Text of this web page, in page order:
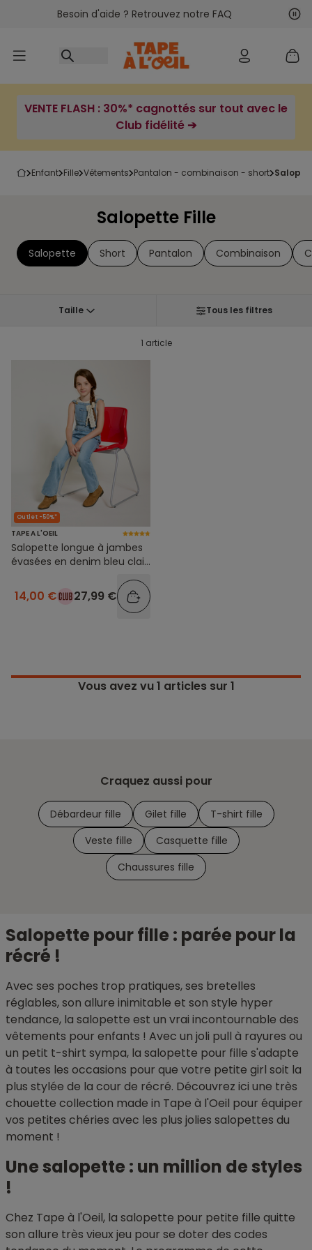
Accéder au contenu
Besoin d'aide ? Retrouvez notre FAQ
VENTE FLASH : 30%* cagnottés sur tout avec le
Club fidélité ➔
enfant fille vêtements pantalon - combinaison - short
Salopette Fille
Salopette Short Pantalon Combinaison
Taille Tous les filtres
1 article
Outlet -50%*
TAPE A L'OEIL
Salopette longue à jambes
évasées en denim bleu clair
14,00 € 27,99 €
Vous avez vu1 articles sur 1
Craquez aussi pour
Débardeur fille Gilet fille
T-shirt fille
Veste fille
Casquette fille
Chaussures fille
Salopette pour fille : parée pour la
récré !
Avec ses poches trop pratiques, ses bretelles
réglables, son allure inimitable et son style hyper
tendance, la salopette est un vrai incontournable des
vêtements pour enfants ! Avec un joli pull à rayures ou
un petit t-shirt sympa, la salopette pour fille s'adapte
à toutes les occasions pour que votre petite girl soit la
plus stylée de la cour de récré. Découvrez ici une très
chouette collection made in Tape à l'Oeil pour équiper
vos petites chéries avec les plus jolies salopettes du
moment !
Une salopette : un million de styles
!
Chez Tape à l'Oeil, la salopette pour petite fille quitte
son allure très vieux jeu pour se doter des codes